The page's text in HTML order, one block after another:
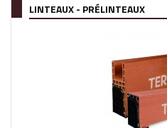
LINTEAUX - PRÉLINTEAUX